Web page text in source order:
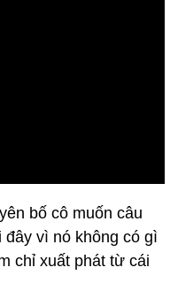
bố cô muốn câu
đây vì nó không có gì
chỉ xuất phát từ cái